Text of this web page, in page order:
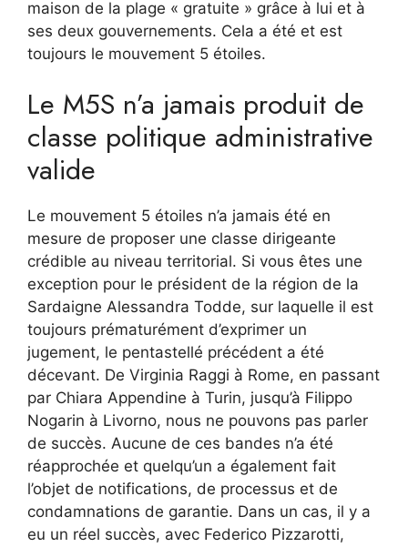
maison de la plage « gratuite » grâce à lui et à
ses deux gouvernements. Cela a été et est
toujours le mouvement 5 étoiles.
Le M5S n’a jamais produit de
classe politique administrative
valide
Le mouvement 5 étoiles n’a jamais été en
mesure de proposer une classe dirigeante
crédible au niveau territorial. Si vous êtes une
exception pour le président de la région de la
Sardaigne Alessandra Todde, sur laquelle il est
toujours prématurément d’exprimer un
jugement, le pentastellé précédent a été
décevant. De Virginia Raggi à Rome, en passant
par Chiara Appendine à Turin, jusqu’à Filippo
Nogarin à Livorno, nous ne pouvons pas parler
de succès. Aucune de ces bandes n’a été
réapprochée et quelqu’un a également fait
l’objet de notifications, de processus et de
condamnations de garantie. Dans un cas, il y a
eu un réel succès, avec Federico Pizzarotti,